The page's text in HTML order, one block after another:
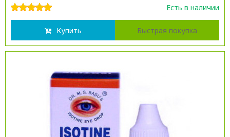
Есть в наличии
Купить Быстрая покупка